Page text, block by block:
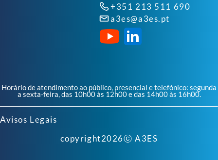
+351 213 511 690
a3es@a3es.pt
Horário de atendimento ao público, presencial e telefónico: segunda
a sexta-feira, das 10h00 às 12h00 e das 14h00 às 16h00.
Avisos Legais
copyright2026ⓒ A3ES